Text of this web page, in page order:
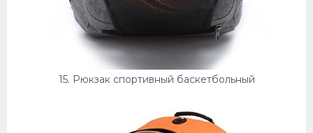
15. Рюкзак спортивный баскетбольный